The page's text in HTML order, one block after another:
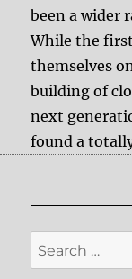
been a wider
While the
themselves
building of
next
found a
Search
for: